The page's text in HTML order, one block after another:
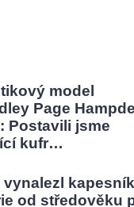
model
Page
Postavili jsme
kufr…